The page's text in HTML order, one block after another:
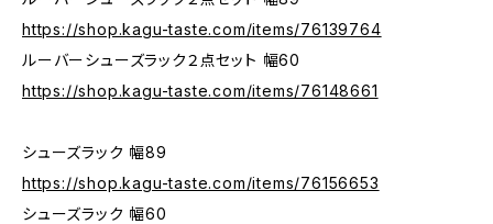
https://shop.kagu-taste.com/items/76139764
ルーバーシューズラック２点セット 幅60
https://shop.kagu-taste.com/items/76148661
シューズラック 幅89
https://shop.kagu-taste.com/items/76156653
シューズラック 幅60